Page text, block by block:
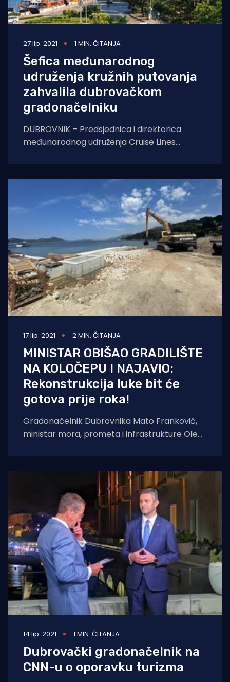
27 lip. 2021 1 MIN. ČITANJA
Šefica međunarodnog
udruženja kružnih putovanja
zahvalila dubrovačkom
gradonačelniku
DUBROVNIK – Predsjednica i direktorica
međunarodnog udruženja Cruise Lines
gradonačelniku Matu Frankoviću
17 lip. 2021 2 MIN. ČITANJA
MINISTAR OBIŠAO GRADILIŠTE
NA KOLOČEPU I NAJAVIO:
Rekonstrukcija luke bit će
gotova prije roka!
Gradonačelnik Dubrovnika Mato Franković,
ministar mora, prometa i infrastrukture Oleg
14 lip. 2021 1 MIN. ČITANJA
Dubrovački gradonačelnik na
CNN-u o oporavku turizma